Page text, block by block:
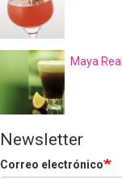
Maya Real
Newsletter
Correo electrónico